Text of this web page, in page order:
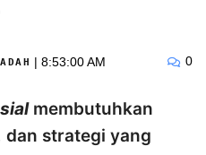
| 8:53:00 AM 0
membutuhkan
strategi yang